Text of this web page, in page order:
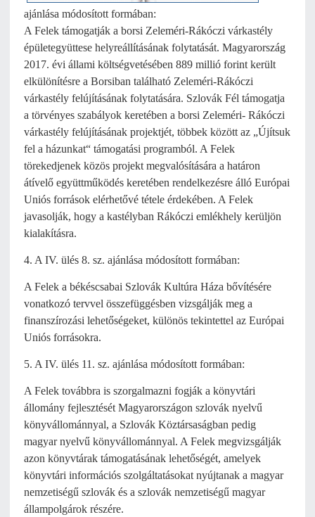
ajánlása módosított formában:
A Felek támogatják a borsi Zeleméri-Rákóczi várkastély
épületegyüttese helyreállításának folytatását. Magyarország
2017. évi állami költségvetésében 889 millió forint került
elkülönítésre a Borsiban található Zeleméri-Rákóczi
várkastély felújításának folytatására. Szlovák Fél támogatja
a törvényes szabályok keretében a borsi Zeleméri- Rákóczi
várkastély felújításának projektjét, többek között az „Újítsuk
fel a házunkat“ támogatási programból. A Felek
törekedjenek közös projekt megvalósítására a határon
átívelő együttműködés keretében rendelkezésre álló Európai
Uniós források elérhetővé tétele érdekében. A Felek
javasolják, hogy a kastélyban Rákóczi emlékhely kerüljön
kialakításra.
4. A IV. ülés 8. sz. ajánlása módosított formában:
A Felek a békéscsabai Szlovák Kultúra Háza bővítésére
vonatkozó tervvel összefüggésben vizsgálják meg a
finanszírozási lehetőségeket, különös tekintettel az Európai
Uniós forrásokra.
5. A IV. ülés 11. sz. ajánlása módosított formában:
A Felek továbbra is szorgalmazni fogják a könyvtári
állomány fejlesztését Magyarországon szlovák nyelvű
könyvállománnyal, a Szlovák Köztársaságban pedig
magyar nyelvű könyvállománnyal. A Felek megvizsgálják
azon könyvtárak támogatásának lehetőségét, amelyek
könyvtári információs szolgáltatásokat nyújtanak a magyar
nemzetiségű szlovák és a szlovák nemzetiségű magyar
állampolgárok részére.